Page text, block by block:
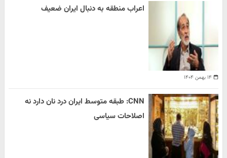
۱۴ بهمن ۱۴۰۴
اعراب منطقه به دنبال ایران ضعیف
CNN: طبقه متوسط ایران درد نان دارد نه
اصلاحات سیاسی